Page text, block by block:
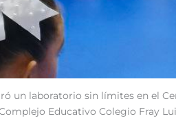
un laboratorio sin límites en el
Educativo Colegio Fray